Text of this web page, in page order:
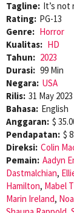
Tagline: It’s not
Rating: PG-13
Genre: Horror
Kualitas: HD
Tahun: 2023
Durasi: 99 Min
Negara: USA
Rilis: 31 May 2023
Bahasa: English
Anggaran: $
Pendapatan: $
Direksi: Colin
Pemain: Aadyn
Dastmalchian,
Hamilton, Mabel
Marin Ireland,